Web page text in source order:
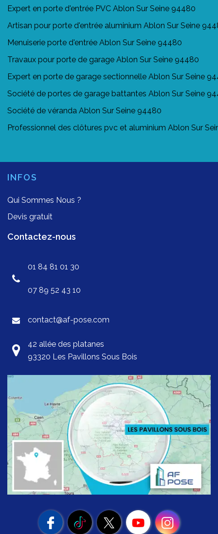
Expert en porte d'entrée PVC Ablon Sur Seine 94480
Artisan pour porte d'entrée aluminium Ablon Sur Seine
Menuiserie porte d'entrée Ablon Sur Seine 94480
Travaux pour porte de garage Ablon Sur Seine 94480
Expert en porte de garage sectionnelle Ablon Sur Seine
Société de portes de garage battantes Ablon Sur Seine
Société de véranda Ablon Sur Seine 94480
Professionnel des clôtures pvc et aluminium Ablon Sur
INFOS
Qui Sommes Nous ?
Devis gratuit
Contactez-nous
01 84 81 01 30
07 89 52 43 10
contact@af-pose.com
42 allée des platanes
93320 Les Pavillons Sous Bois